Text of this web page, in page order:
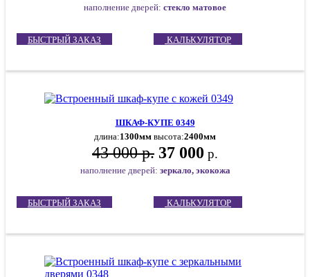
наполнение дверей: стекло матовое
БЫСТРЫЙ ЗАКАЗ КАЛЬКУЛЯТОР
ШКАФ-КУПЕ 0349
длина:1300мм высота:2400мм
43 000 р. 37 000 р.
наполнение дверей: зеркало, экокожа
БЫСТРЫЙ ЗАКАЗ КАЛЬКУЛЯТОР